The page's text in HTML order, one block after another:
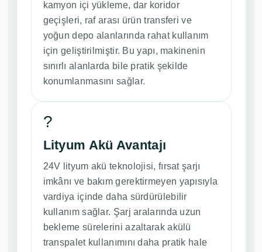
kamyon içi yükleme, dar koridor
geçişleri, raf arası ürün transferi ve
yoğun depo alanlarında rahat kullanım
için geliştirilmiştir. Bu yapı, makinenin
sınırlı alanlarda bile pratik şekilde
konumlanmasını sağlar.
?
Lityum Akü Avantajı
24V lityum akü teknolojisi, fırsat şarjı
imkânı ve bakım gerektirmeyen yapısıyla
vardiya içinde daha sürdürülebilir
kullanım sağlar. Şarj aralarında uzun
bekleme sürelerini azaltarak akülü
transpalet kullanımını daha pratik hale